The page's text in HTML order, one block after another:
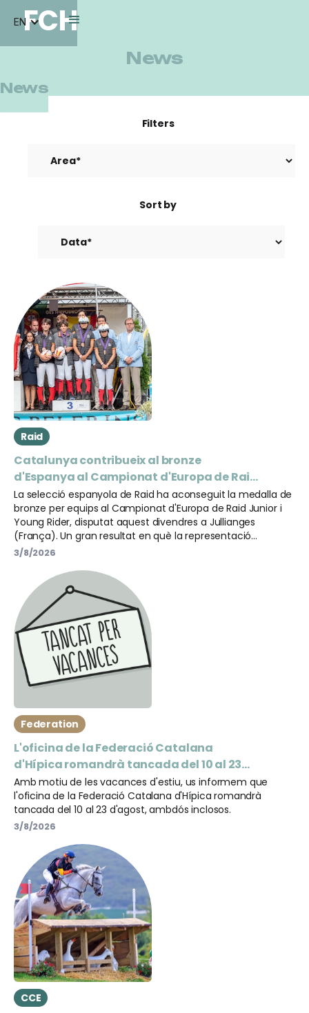
FCH
EN
News
News
Filters
Sort by
Raid
Catalunya contribueix al bronze
d'Espanya al Campionat d'Europa de Raid
Junior i Young Rider
La selecció espanyola de Raid ha aconseguit la medalla de
bronze per equips al Campionat d'Europa de Raid Junior i
Young Rider, disputat aquest divendres a Jullianges
(França). Un gran resultat en què la representació
catalana ha tingut un paper protagonista, amb la
3/8/2026
Federation
L'oficina de la Federació Catalana
d'Hípica romandrà tancada del 10 al 23
d'agost
Amb motiu de les vacances d'estiu, us informem que
l'oficina de la Federació Catalana d'Hípica romandrà
tancada del 10 al 23 d'agost, ambdós inclosos.
3/8/2026
CCE